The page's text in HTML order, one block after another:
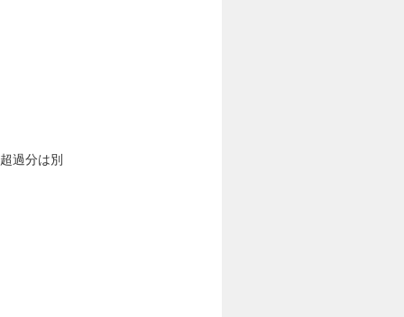
過分は別